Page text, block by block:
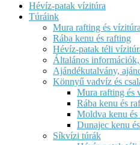
Hévíz-patak vízitúra
Túráink
Mura rafting és vízitúra
Rába kenu és rafting
Hévíz-patak téli
Általános
Ajándékutalvány,
Könnyű vadvíz és
Mura rafting és
Rába kenu és
Moldva kenu
Dunajec kenu
Síkvízi túrák